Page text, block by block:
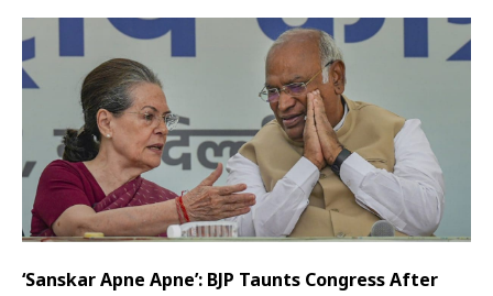
‘Sanskar Apne Apne’: BJP Taunts Congress After